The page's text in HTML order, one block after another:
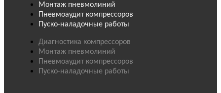
Монтаж пневмолиний
Пневмоаудит компрессоров
Пуско-наладочные работы
Диагностика компрессоров
Монтаж пневмолиний
Пневмоаудит компрессоров
Пуско-наладочные работы